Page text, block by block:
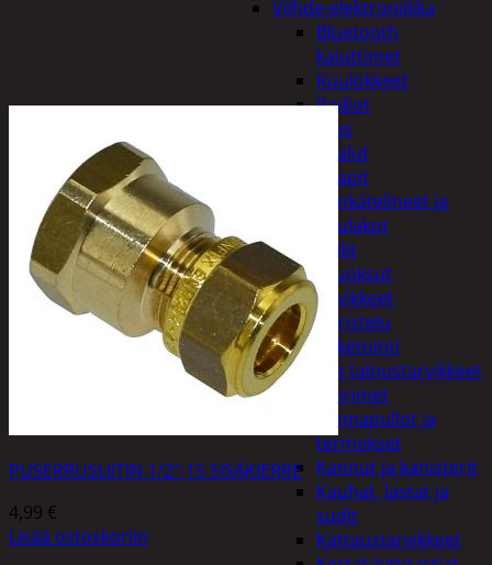
Viihde-elektroniikka
Bluetooth
kaiuttimet
Kuulokkeet
Radiot
Koti ja sisustus
Huonekalut
Kaapit
Kenkätelineet ja
naulakot
Peilit
Huonetuoksut
Juhlatarvikkeet
Koristelu
Paketointi
Keittiö ja taloustarvikkeet
Aterimet
Juomapullot ja
termokset
Kannut ja kanisterit
Kauhat, lastat ja
sudit
Kattaustarvikkeet
PUSERRUSLIITIN 1/2″-15 SISÄKIERRE
4,99 €
Lisää ostoskoriin